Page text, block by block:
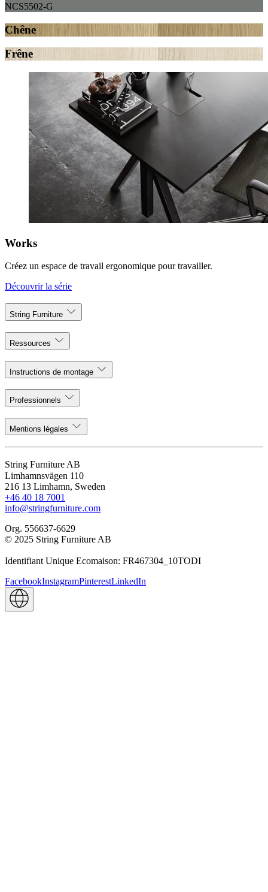
NCS5502-G
Chêne
Frêne
Works
Créez un espace de travail ergonomique pour travailler.
Découvrir la série
String Furniture
Ressources
Instructions de montage
Professionnels
Mentions légales
String Furniture AB
Limhamnsvägen 110
216 13 Limhamn, Sweden
+46 40 18 7001
info@stringfurniture.com
Org. 556637-6629
© 2025 String Furniture AB
Identifiant Unique Ecomaison: FR467304_10TODI
FacebookInstagramPinterestLinkedIn